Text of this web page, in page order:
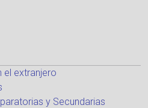
el extranjero
y Secundarias